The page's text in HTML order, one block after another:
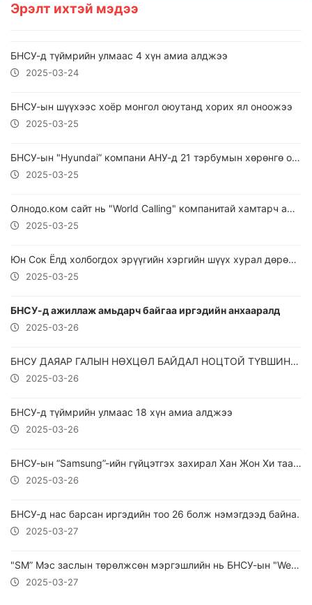
Эрэлт ихтэй мэдээ
БНСУ-д түймрийн улмаас 4 хүн амиа алджээ
2025-03-24
БНСУ-ын шүүхээс хоёр монгол оюутанд хорих ял оноожээ
2025-03-25
БНСУ-ын "Hyundai” компани АНУ-д 21 тэрбумын хөрөнгө оруулна
2025-03-25
Олнодо.ком сайт нь "World Calling" компанитай хамтарч ажиллана.
2025-03-25
Юн Сок Ёлд холбогдох эрүүгийн хэргийн шүүх хурал дөрөвдүгээр сарын 14-нд болно
2025-03-25
БНСУ-д ажиллаж амьдарч байгаа иргэдийн анхааралд
2025-03-26
БНСУ ДАЯАР ГАЛЫН НӨХЦӨЛ БАЙДАЛ НОЦТОЙ ТҮВШИНД ХҮРСЭНИЙГ ЗАРЛАЛАА.
2025-03-26
БНСУ-д түймрийн улмаас 18 хүн амиа алджээ
2025-03-26
БНСУ-ын “Samsung”-ийн гүйцэтгэх захирал Хан Жон Хи таалал төгсжээ
2025-03-26
БНСУ-д нас барсан иргэдийн тоо 26 болж нэмэгдээд байна.
2025-03-27
"SM” Мэс заслын төрөлжсөн мэргэшлийн нь БНСУ-ын "WeBien" Эмнэлэгтэй хамтран ажиллах санамж бичигт гарын үсэг зурлаа...
2025-03-27